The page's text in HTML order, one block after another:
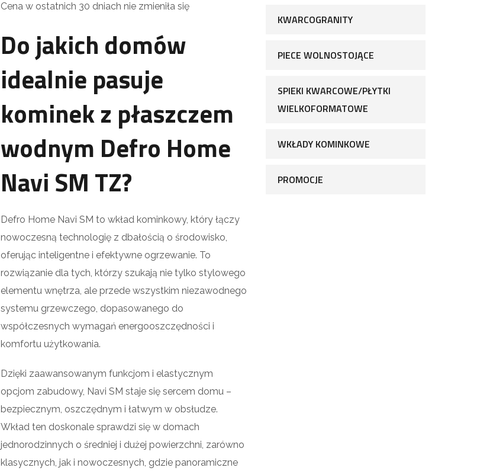
Cena w ostatnich 30 dniach nie zmieniła się
Do jakich domów
idealnie pasuje
kominek z płaszczem
wodnym Defro Home
Navi SM TZ?
Defro Home Navi SM to wkład kominkowy, który łączy
nowoczesną technologię z dbałością o środowisko,
oferując inteligentne i efektywne ogrzewanie. To
rozwiązanie dla tych, którzy szukają nie tylko stylowego
elementu wnętrza, ale przede wszystkim niezawodnego
systemu grzewczego, dopasowanego do
współczesnych wymagań energooszczędności i
komfortu użytkowania.
Dzięki zaawansowanym funkcjom i elastycznym
opcjom zabudowy, Navi SM staje się sercem domu –
bezpiecznym, oszczędnym i łatwym w obsłudze.
Wkład ten doskonale sprawdzi się w domach
jednorodzinnych o średniej i dużej powierzchni, zarówno
klasycznych, jak i nowoczesnych, gdzie panoramiczne
KWARCOGRANITY
PIECE WOLNOSTOJĄCE
SPIEKI KWARCOWE/PŁYTKI
WIELKOFORMATOWE
WKŁADY KOMINKOWE
PROMOCJE